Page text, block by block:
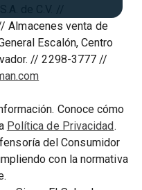
uso
Almacenes venta de
Escalón, Centro
// 2298-3777 //
Conoce cómo
Política de Privacidad.
del Consumidor
con la normativa